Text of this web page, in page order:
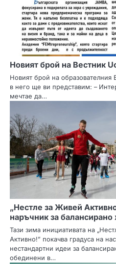
Новият брой на Вестник
Новият брой на образователния
в него ще ви представим: –
мечтае да…
„Нестле за Живей
наръчник за
Тази зима инициативата на
Активно!” покачва градуса на
нестандартни идеи за
обединени в…